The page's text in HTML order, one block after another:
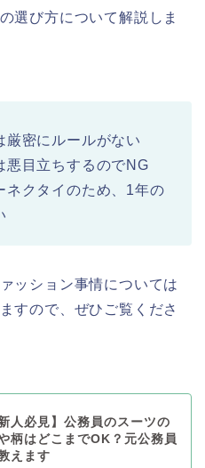
選び方について解説しま
厳密にルールがない
悪目立ちするのでNG
ネクタイのため、1年の
ッション事情については
すので、ぜひご覧くださ
新人必見】公務員のスーツの
柄はどこまでOK？元公務員
えます